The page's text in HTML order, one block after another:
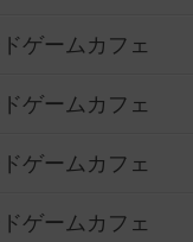
ゲームカフェ
ゲームカフェ
ゲームカフェ
ゲームカフェ